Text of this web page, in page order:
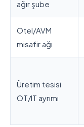
ağır şube
Otel/AVM
misafir ağı
Üretim tesisi
OT/IT ayrımı